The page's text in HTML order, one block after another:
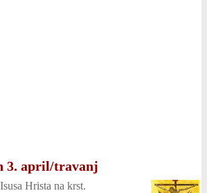
3. april/travanj
Hrista na krst.